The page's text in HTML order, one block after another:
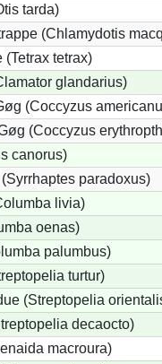
tarda)
(Chlamydotis
tetrax)
glandarius)
(Coccyzus
(Coccyzus
canorus)
paradoxus)
livia)
oenas)
palumbus)
turtur)
(Streptopelia
decaocto)
macroura)